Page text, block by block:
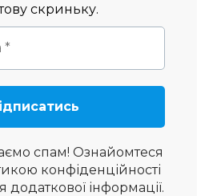
скриньку.
спам! Ознайомтеся
конфіденційності
інформації.